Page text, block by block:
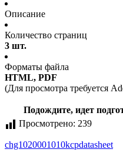
Описание
Количество страниц
3 шт.
Форматы файла
HTML, PDF
(Для просмотра требуется
Подождите, идет
Просмотрено: 239
chg1020001010kcpdatasheet